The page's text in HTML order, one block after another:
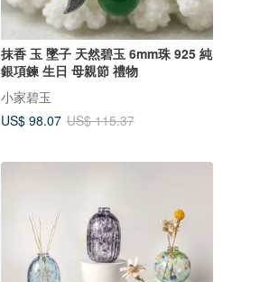
抹香 玉 墜子 天然碧玉 6mm珠 925 純
銀項鍊 生日 母親節 禮物
小家碧玉
US$ 98.07 US$ 115.37